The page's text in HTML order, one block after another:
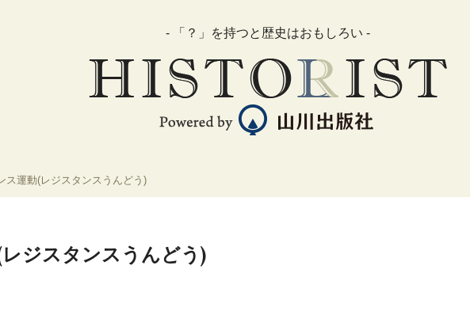
- 「？」を持つと歴史はおもしろい -
ス運動(レジスタンスうんどう)
ジスタンスうんどう)